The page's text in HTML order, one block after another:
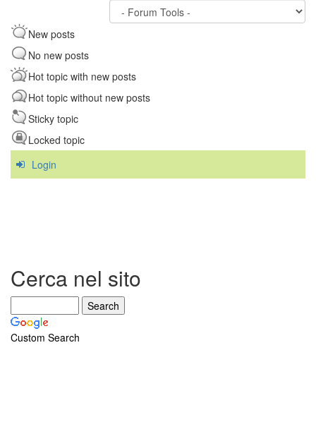
New posts
No new posts
Hot topic with new posts
Hot topic without new posts
Sticky topic
Locked topic
Login
Cerca nel sito
Custom Search